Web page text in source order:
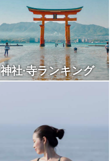
神社·寺ランキング